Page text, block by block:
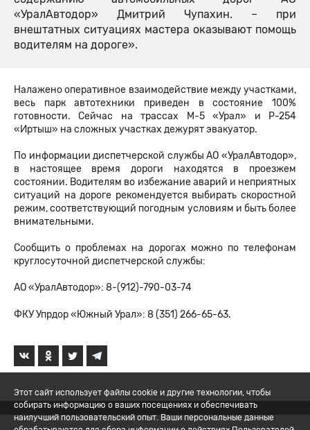
«УралАвтодор» Дмитрий Чупахин. – при
внештатных ситуациях мастера оказывают помощь
водителям на дороге».
Налажено оперативное взаимодействие между участками,
весь парк автотехники приведен в состояние 100%
готовности. Сейчас на трассах М-5 «Урал» и Р-254
«Иртыш» на сложных участках дежурят эвакуатор.
По информации диспетчерской службы АО «УралАвтодор»,
в настоящее время дороги находятся в проезжем
состоянии. Водителям во избежание аварий и неприятных
ситуаций на дороге рекомендуется выбирать скоростной
режим, соответствующий погодным условиям и быть более
внимательными.
Сообщить о проблемах на дорогах можно по телефонам
круглосуточной диспетчерской службы:
АО «УралАвтодор»: 8-(912)-790-03-74
ФКУ Упрдор «Южный Урал»: 8 (351) 266-65-63.
Этот сайт использует файлы cookie и другие технологии, чтобы
собирать информацию о ваших посещениях и обеспечивать
наилучший пользовательский опыт. Ваши персональные данные